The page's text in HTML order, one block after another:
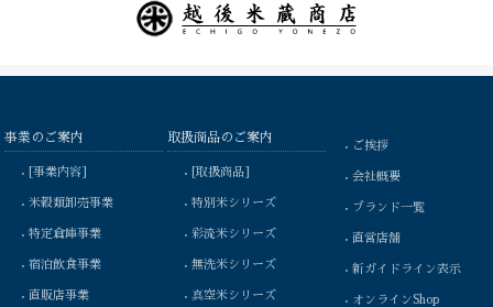
事業のご案内
[事業内容]
米穀類卸売事業
特定倉庫事業
宿泊飲食事業
直販店事業
取扱商品のご案内
[取扱商品]
特別米シリーズ
彩流米シリーズ
無洗米シリーズ
真空米シリーズ
ご挨拶
会社概要
ブランド一覧
直営店舗
新ガイドライン表示
オンラインShop